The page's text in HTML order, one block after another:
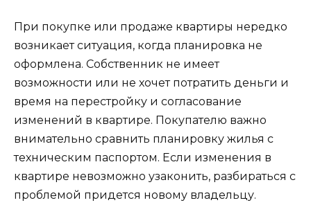
При покупке или продаже квартиры нередко
возникает ситуация, когда планировка не
оформлена. Собственник не имеет
возможности или не хочет потратить деньги и
время на перестройку и согласование
изменений в квартире. Покупателю важно
внимательно сравнить планировку жилья с
техническим паспортом. Если изменения в
квартире невозможно узаконить, разбираться с
проблемой придется новому владельцу.